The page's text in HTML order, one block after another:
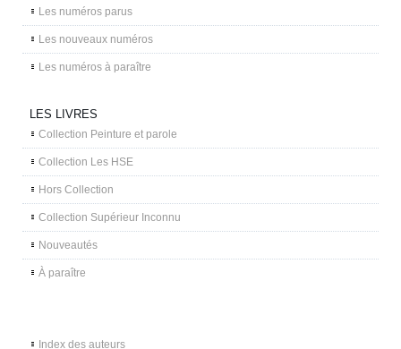
Les numéros parus
Les nouveaux numéros
Les numéros à paraître
LES LIVRES
Collection Peinture et parole
Collection Les HSE
Hors Collection
Collection Supérieur Inconnu
Nouveautés
À paraître
Index des auteurs